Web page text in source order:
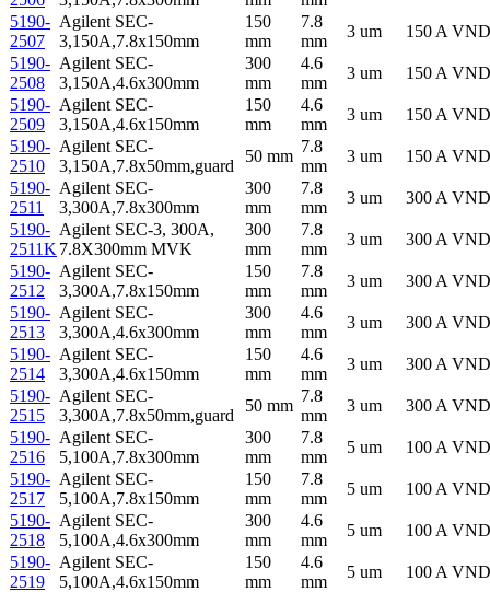
5190-
2507
Agilent SEC-
3,150A,7.8x150mm
150
mm
7.8
mm
3 um 150 A VND
5190-
2508
Agilent SEC-
3,150A,4.6x300mm
300
mm
4.6
mm
3 um 150 A VND
5190-
2509
Agilent SEC-
3,150A,4.6x150mm
150
mm
4.6
mm
3 um 150 A VND
5190-
2510
Agilent SEC-
3,150A,7.8x50mm,guard
50 mm
7.8
mm
3 um 150 A VND
5190-
2511
Agilent SEC-
3,300A,7.8x300mm
300
mm
7.8
mm
3 um 300 A VND
5190-
2511K
Agilent SEC-3, 300A,
7.8X300mm MVK
300
mm
7.8
mm
3 um 300 A VND
5190-
2512
Agilent SEC-
3,300A,7.8x150mm
150
mm
7.8
mm
3 um 300 A VND
5190-
2513
Agilent SEC-
3,300A,4.6x300mm
300
mm
4.6
mm
3 um 300 A VND
5190-
2514
Agilent SEC-
3,300A,4.6x150mm
150
mm
4.6
mm
3 um 300 A VND
5190-
2515
Agilent SEC-
3,300A,7.8x50mm,guard
50 mm
7.8
mm
3 um 300 A VND
5190-
2516
Agilent SEC-
5,100A,7.8x300mm
300
mm
7.8
mm
5 um 100 A VND
5190-
2517
Agilent SEC-
5,100A,7.8x150mm
150
mm
7.8
mm
5 um 100 A VND
5190-
2518
Agilent SEC-
5,100A,4.6x300mm
300
mm
4.6
mm
5 um 100 A VND
5190-
2519
Agilent SEC-
5,100A,4.6x150mm
150
mm
4.6
mm
5 um 100 A VND